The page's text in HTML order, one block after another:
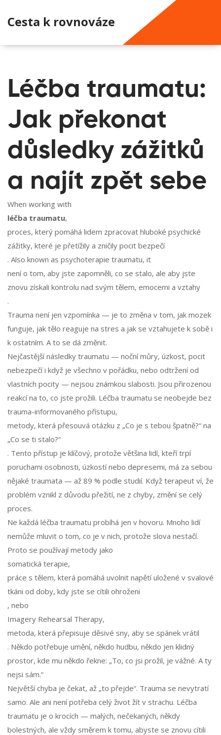
Cesta k rovnováze
Léčba traumatu:
Jak překonat
důsledky zážitků
a najít zpět sebe
When working with
léčba traumatu,
proces, který pomáhá lidem zpracovat hluboké psychické
zážitky, které je přetížily a zničily pocit bezpečí
. Also known as psychoterapie traumatu, it
není o tom, aby jste zapomněli, co se stalo, ale aby jste
znovu získali kontrolu nad svým tělem, emocemi a vztahy
.
Trauma není jen vzpomínka — je to změna v tom, jak mozek
funguje, jak tělo reaguje na stres a jak se vztahujete k sobě i
k ostatním. A to se dá změnit.
Nejčastější následky traumatu — noční můry, úzkost, pocit
nebezpečí i když je všechno v pořádku, nebo odtržení od
vlastních pocity — nejsou známkou slabosti. Jsou přirozenou
reakcí na to, co jste prožili. Léčba traumatu se neobejde bez
trauma-informovaného přístupu,
metody, která přesouvá otázku z „Co je s tebou špatně?“ na
„Co se ti stalo?“
. Tento přístup je klíčový, protože většina lidí, kteří trpí
poruchami osobnosti, úzkostí nebo depresemi, má za sebou
nějaké traumata — až 89 % podle studií. Když terapeut ví, že
problém vznikl z důvodu přežití, ne z chyby, změní se celý
proces.
Ne každá léčba traumatu probíhá jen v hovoru. Mnoho lidí
nemůže mluvit o tom, co je v nich, protože slova nestačí.
Proto se používají metody jako
somatická terapie,
práce s tělem, která pomáhá uvolnit napětí uložené v svalové
tkáni od doby, kdy jste se cítili ohroženi
, nebo
Imagery Rehearsal Therapy,
metoda, která přepisuje děsivé sny, aby se spánek vrátil
. Někdo potřebuje umění, někdo hudbu, někdo jen klidný
prostor, kde mu někdo řekne: „To, co jsi prožil, je vážné. A ty
nejsi sám.“
Největší chyba je čekat, až „to přejde“. Trauma se nevytratí
samo. Ale ani není potřeba celý život žít v strachu. Léčba
traumatu je o krocích — malých, nečekaných, někdy
bolestných, ale vždy směrem k tomu, abyste se znovu cítili